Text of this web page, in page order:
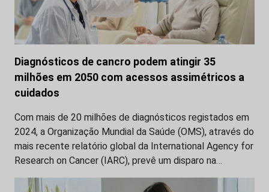
Diagnósticos de cancro podem atingir 35
milhões em 2050 com acessos assimétricos a
cuidados
Com mais de 20 milhões de diagnósticos registados em
2024, a Organização Mundial da Saúde (OMS), através do
mais recente relatório global da International Agency for
Research on Cancer (IARC), prevê um disparo na…